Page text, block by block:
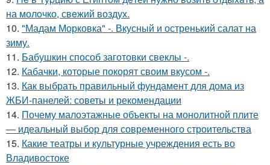
на молoчко, свeжий воздух.
10. "Мадам Морковка" -. Вкусный и остренький салат на
зиму.
11. Бабушкин способ заготовки свеклы -.
12. Кабачки, которые покорят своим вкусом -.
13. Как выбрать правильный фундамент для дома из
ЖБИ-панелей: советы и рекомендации
14. Почему малоэтажные объекты на монолитной плите
— идеальный выбор для современного строительства
15. Какие театры и культурные учреждения есть во
Владивостоке